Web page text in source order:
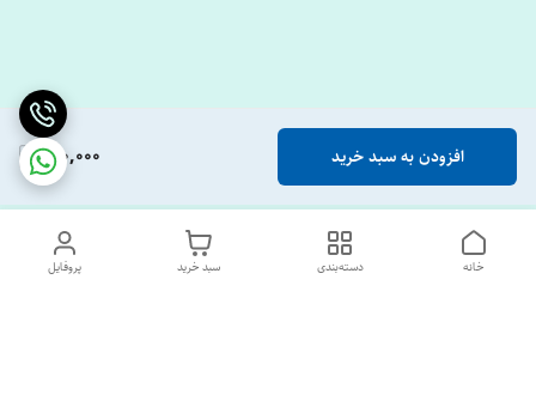
410,000 افزودن به سبد خرید
پروفایل سبد خرید دسته‌بندی خانه